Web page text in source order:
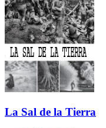
La Sal de la Tierra